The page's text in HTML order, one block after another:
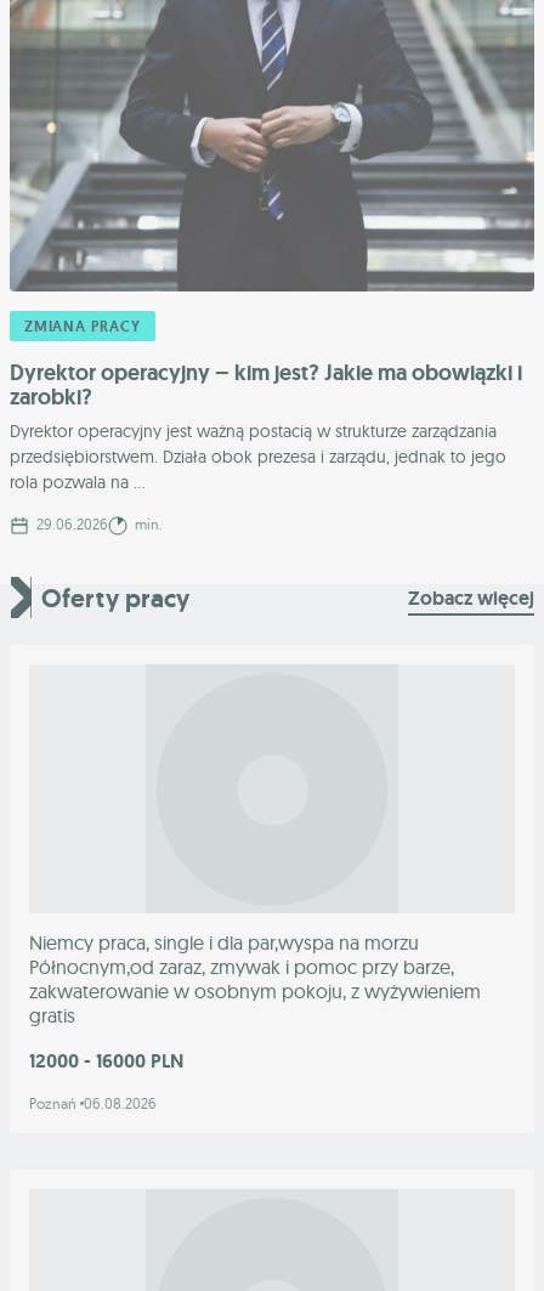
ZMIANA PRACY
Dyrektor operacyjny – kim jest? Jakie ma obowiązki i
zarobki?
Dyrektor operacyjny jest ważną postacią w strukturze zarządzania
przedsiębiorstwem. Działa obok prezesa i zarządu, jednak to jego
rola pozwala na ...
29.06.2026 min.
Oferty pracy Zobacz więcej
Niemcy praca, single i dla par,wyspa na morzu
Północnym,od zaraz, zmywak i pomoc przy barze,
zakwaterowanie w osobnym pokoju, z wyżywieniem
gratis
12000 - 16000 PLN
Poznań 06.08.2026